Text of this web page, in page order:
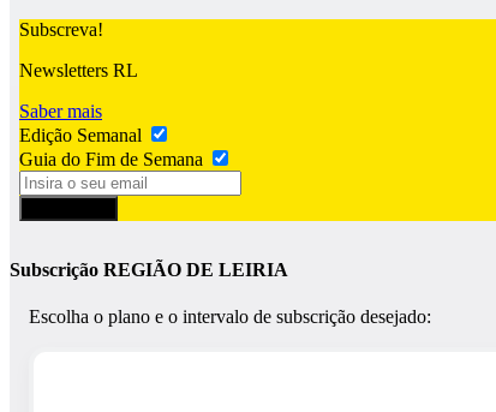
Subscreva!
Newsletters RL
Saber mais
Edição Semanal
Guia do Fim de Semana
Subscrição REGIÃO DE LEIRIA
Escolha o plano e o intervalo de subscrição desejado: